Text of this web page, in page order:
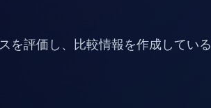
を評価し、比較情報を作成してい